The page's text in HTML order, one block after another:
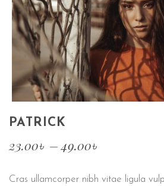
PATRICK
23.00৳ –49.00৳
Cras ullamcorper nibh vitae ligula